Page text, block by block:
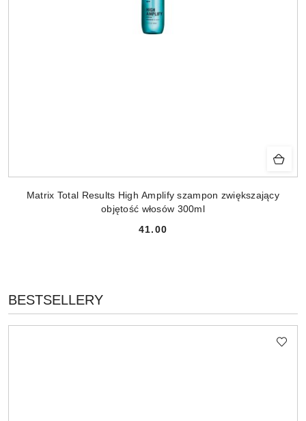
Matrix Total Results High Amplify szampon zwiększający
objętość włosów 300ml
Cena:
41.00
Pomiń karuzelę produktów
PRODUKTY
O
BESTSELLERY